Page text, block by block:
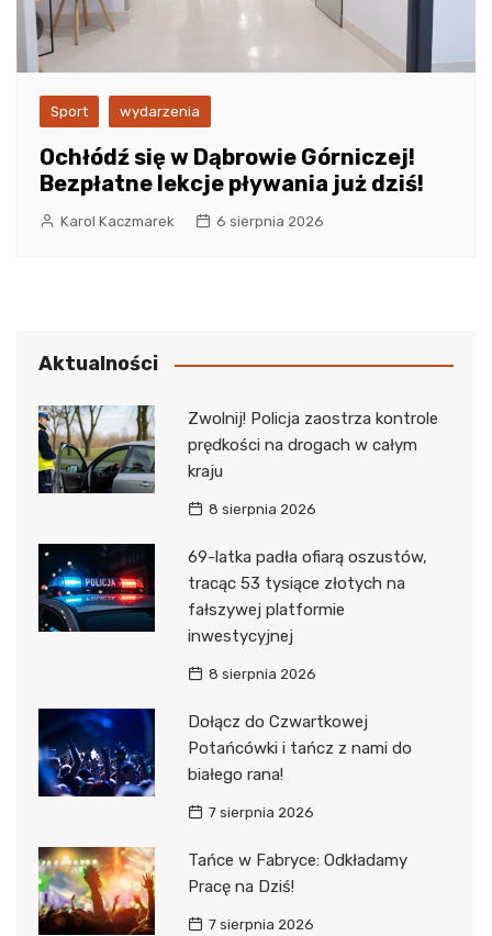
Sport wydarzenia
Ochłódź się w Dąbrowie Górniczej!
Bezpłatne lekcje pływania już dziś!
Karol Kaczmarek 6 sierpnia 2026
Aktualności
Zwolnij! Policja zaostrza kontrole
prędkości na drogach w całym
kraju
8 sierpnia 2026
69-latka padła ofiarą oszustów,
tracąc 53 tysiące złotych na
fałszywej platformie
inwestycyjnej
8 sierpnia 2026
Dołącz do Czwartkowej
Potańcówki i tańcz z nami do
białego rana!
7 sierpnia 2026
Tańce w Fabryce: Odkładamy
Pracę na Dziś!
7 sierpnia 2026